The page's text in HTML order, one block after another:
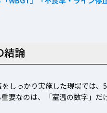
結論
しっかり実施した現場では
要なのは、「室温の数字」